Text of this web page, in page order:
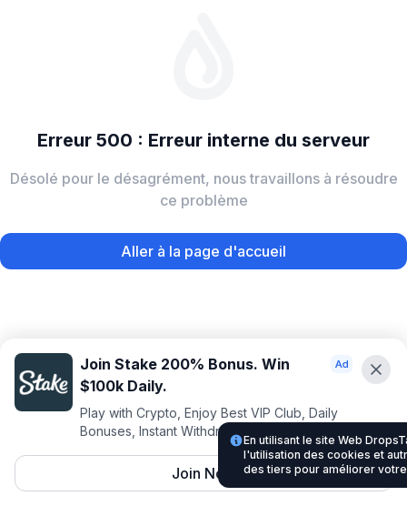
Erreur 500 : Erreur interne du serveur
Désolé pour le désagrément, nous travaillons à résoudre
ce problème
Aller à la page d'accueil
Join Stake 200% Bonus. Win
$100k Daily.
Play with Crypto, Enjoy Best VIP Club, Daily
Bonuses, Instant Withdrawals.
Join Now
En utilisant le site Web
l'utilisation des cookies et
des tiers pour améliorer